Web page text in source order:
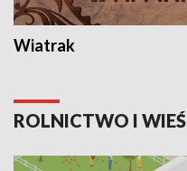
Wiatrak
ROLNICTWO I WIEŚ